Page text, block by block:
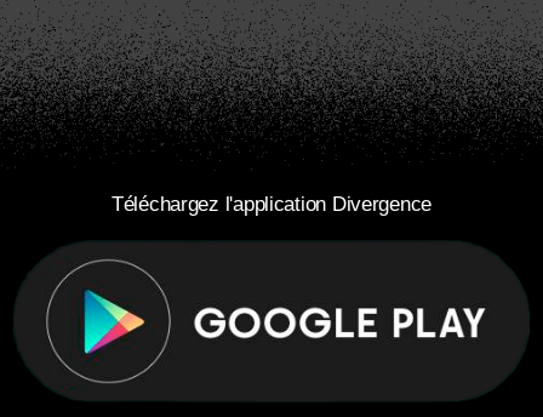
Téléchargez l'application Divergence